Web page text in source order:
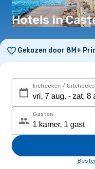
Hotels in
Gekozen door 8M+
Inchecken /
Gasten